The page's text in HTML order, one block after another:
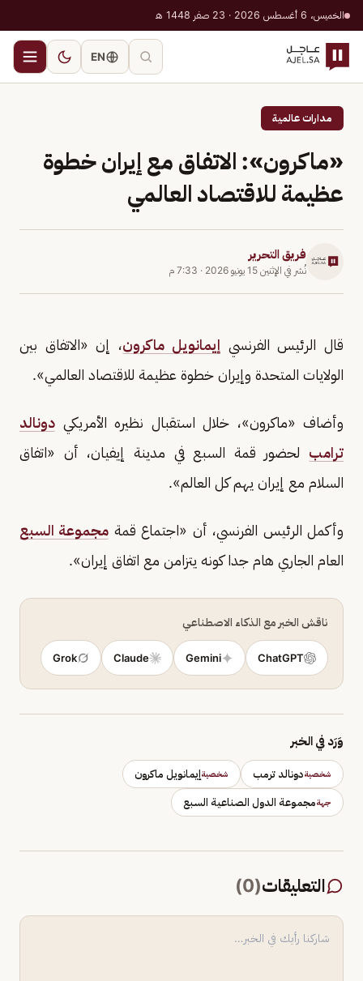
الخميس، 6 أغسطس 2026 · 23 صفر 1448 هـ
EN
مدارات عالمية
«ماكرون»: الاتفاق مع إيران خطوة
عظيمة للاقتصاد العالمي
فريق التحرير
نُشر في الإثنين 15 يونيو 2026 · 7:33 م
قال الرئيس الفرنسي إيمانويل ماكرون، إن «الاتفاق بين
الولايات المتحدة وإيران خطوة عظيمة للاقتصاد العالمي».
وأضاف «ماكرون»، خلال استقبال نظيره الأمريكي دونالد
ترامب لحضور قمة السبع في مدينة إيفيان، أن «اتفاق
السلام مع إيران يهم كل العالم».
وأكمل الرئيس الفرنسي، أن «اجتماع قمة مجموعة السبع
العام الجاري هام جدا كونه يتزامن مع اتفاق إيران».
ناقش الخبر مع الذكاء الاصطناعي
ChatGPT
Gemini
Claude
Grok
وَرَد في الخبر
شخصيةدونالد ترمب شخصيةإيمانويل ماكرون
جهةمجموعة الدول الصناعية السبع
التعليقات(
0
)